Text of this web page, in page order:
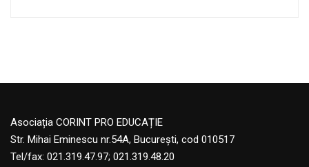
Asociația CORINT PRO EDUCAȚIE
Str. Mihai Eminescu nr.54A, București, cod 010517
Tel/fax: 021.319.47.97; 021.319.48.20